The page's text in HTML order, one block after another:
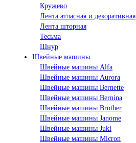
Кружево
Лента aтласная и декоративная
Лента шторная
Тесьма
Шнур
Швейные машины
Швейные машины Alfa
Швейные машины Aurora
Швейные машины Bernette
Швейные машины Bernina
Швейные машины Brother
Швейные машины Janome
Швейные машины Juki
Швейные машины Micron